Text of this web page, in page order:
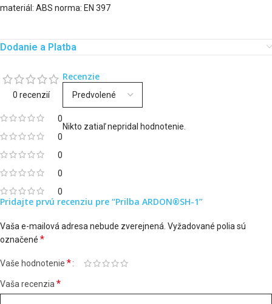
materiál: ABS norma: EN 397
Dodanie a Platba
0 recenzií
0
0
0
0
0
Recenzie
Nikto zatiaľ nepridal hodnotenie.
Pridajte prvú recenziu pre “Prilba ARDON®SH-1”
Vaša e-mailová adresa nebude zverejnená. Vyžadované polia sú
označené *
Vaše hodnotenie *
Vaša recenzia*